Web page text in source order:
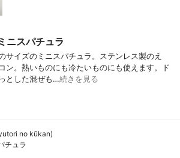
ニスパチュラ
サイズのミニスパチュラ。ステンレス製のえ
ン。熱いものにも冷たいものにも使えます。ド
とした混ぜも…続きを見る
no kūkan)
チュラ